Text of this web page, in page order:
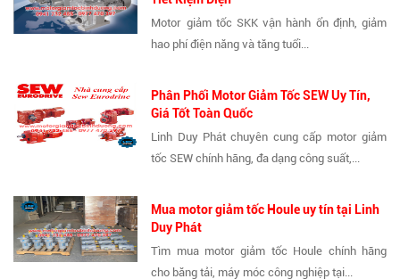
Motor giảm tốc SKK vận hành ổn định, giảm
hao phí điện năng và tăng tuổi...
Phân Phối Motor Giảm Tốc SEW Uy Tín,
Giá Tốt Toàn Quốc
Linh Duy Phát chuyên cung cấp motor giảm
tốc SEW chính hãng, đa dạng công suất,...
Mua motor giảm tốc Houle uy tín tại Linh
Duy Phát
Tìm mua motor giảm tốc Houle chính hãng
cho băng tải, máy móc công nghiệp tại...